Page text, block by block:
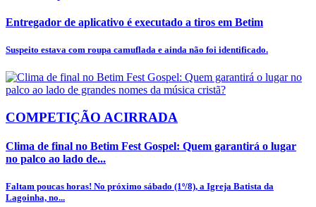
Entregador de aplicativo é executado a tiros em Betim
Suspeito estava com roupa camuflada e ainda não foi identificado.
COMPETIÇÃO ACIRRADA
Clima de final no Betim Fest Gospel: Quem garantirá o lugar
no palco ao lado de...
Faltam poucas horas! No próximo sábado (1º/8), a Igreja Batista da
Lagoinha, no...